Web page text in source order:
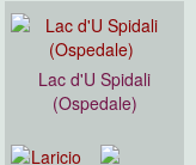
Lac d'U Spidali
(Ospedale)